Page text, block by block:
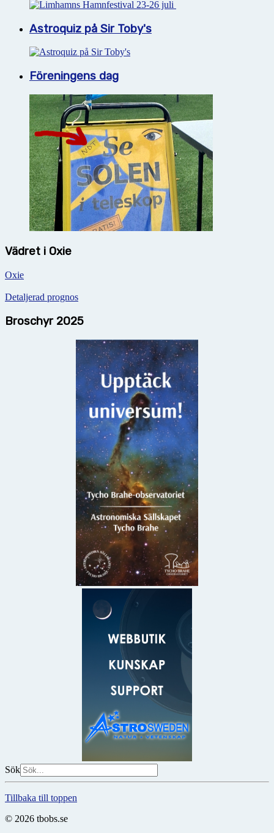
Astroquiz på Sir Toby's
Föreningens dag
Vädret i Oxie
Oxie
Detaljerad prognos
Broschyr 2025
Sök
Tillbaka till toppen
© 2026 tbobs.se